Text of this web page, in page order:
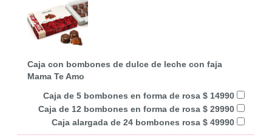
Caja con bombones de dulce de leche con faja
Mama Te Amo
Caja de 5 bombones en forma de rosa $ 14990
Caja de 12 bombones en forma de rosa $ 29990
Caja alargada de 24 bombones rosa $ 49990